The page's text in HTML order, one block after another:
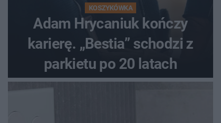
KOSZYKÓWKA
Adam Hrycaniuk kończy
karierę. „Bestia” schodzi z
parkietu po 20 latach